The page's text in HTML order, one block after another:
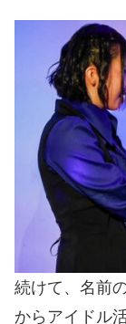
続けて、名前
からアイドル